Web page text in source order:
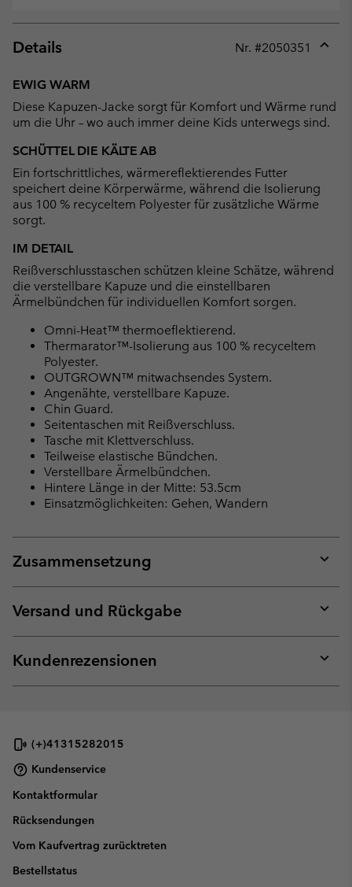
Details Nr. #2050351
EWIG WARM
Diese Kapuzen-Jacke sorgt für Komfort und Wärme rund
um die Uhr – wo auch immer deine Kids unterwegs sind.
SCHÜTTEL DIE KÄLTE AB
Ein fortschrittliches, wärmereflektierendes Futter
speichert deine Körperwärme, während die Isolierung
aus 100 % recyceltem Polyester für zusätzliche Wärme
sorgt.
IM DETAIL
Reißverschlusstaschen schützen kleine Schätze, während
die verstellbare Kapuze und die einstellbaren
Ärmelbündchen für individuellen Komfort sorgen.
Omni-Heat™ thermoeflektierend.
Thermarator™-Isolierung aus 100 % recyceltem
Polyester.
OUTGROWN™ mitwachsendes System.
Angenähte, verstellbare Kapuze.
Chin Guard.
Seitentaschen mit Reißverschluss.
Tasche mit Klettverschluss.
Teilweise elastische Bündchen.
Verstellbare Ärmelbündchen.
Hintere Länge in der Mitte: 53.5cm
Einsatzmöglichkeiten: Gehen, Wandern
Zusammensetzung
or
Versand und Rückgabe
or
Kundenrezensionen
or
(+)41315282015
Kundenservice
Kontaktformular
Rücksendungen
Vom Kaufvertrag zurücktreten
Bestellstatus